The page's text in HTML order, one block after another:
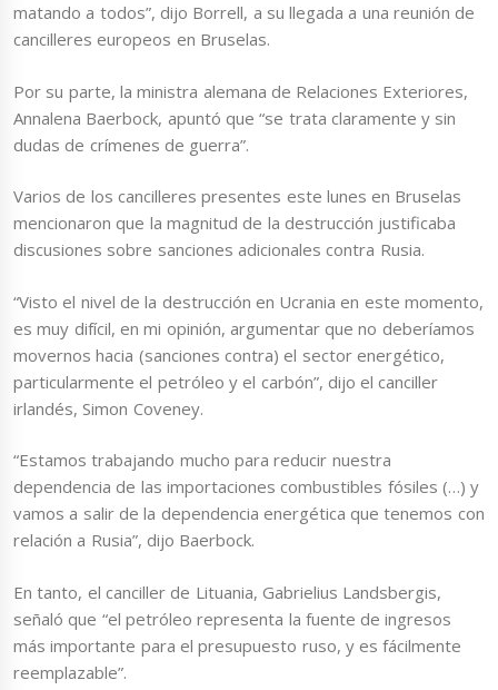
matando a todos”, dijo Borrell, a su llegada a una reunión de
cancilleres europeos en Bruselas.
Por su parte, la ministra alemana de Relaciones Exteriores,
Annalena Baerbock, apuntó que “se trata claramente y sin
dudas de crímenes de guerra”.
Varios de los cancilleres presentes este lunes en Bruselas
mencionaron que la magnitud de la destrucción justificaba
discusiones sobre sanciones adicionales contra Rusia.
“Visto el nivel de la destrucción en Ucrania en este momento,
es muy difícil, en mi opinión, argumentar que no deberíamos
movernos hacia (sanciones contra) el sector energético,
particularmente el petróleo y el carbón”, dijo el canciller
irlandés, Simon Coveney.
“Estamos trabajando mucho para reducir nuestra
dependencia de las importaciones combustibles fósiles (…) y
vamos a salir de la dependencia energética que tenemos con
relación a Rusia”, dijo Baerbock.
En tanto, el canciller de Lituania, Gabrielius Landsbergis,
señaló que “el petróleo representa la fuente de ingresos
más importante para el presupuesto ruso, y es fácilmente
reemplazable”.